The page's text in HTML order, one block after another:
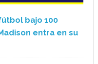
bajo 100
entra en su